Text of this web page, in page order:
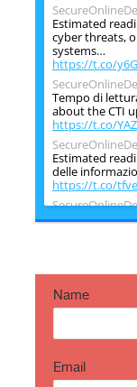
Estimated
cyber threats,
systems…
https://t.co/
Tempo di
about the CTI
https://t.co/
Estimated
delle
https://t.co/
Estimated
information
https://t.co/
Name
Email